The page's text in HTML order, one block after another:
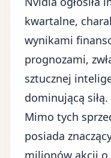
kwartalne,
wynikami
prognozami,
sztucznej
dominującą siłą.
Mimo tych
posiada
milionów akcji o